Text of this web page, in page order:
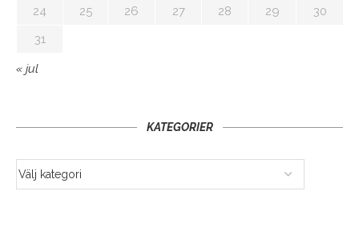
24
25 26 27 28 29
30
31
« jul
KATEGORIER